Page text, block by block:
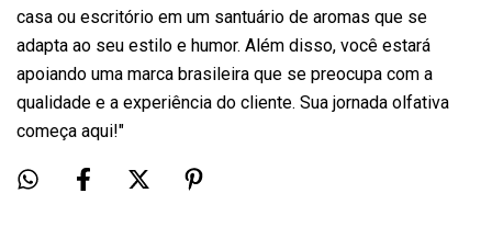
casa ou escritório em um santuário de aromas que se
adapta ao seu estilo e humor. Além disso, você estará
apoiando uma marca brasileira que se preocupa com a
qualidade e a experiência do cliente. Sua jornada olfativa
começa aqui!"